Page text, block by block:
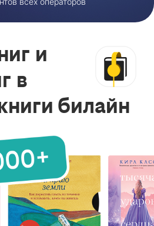
и
в
билайн